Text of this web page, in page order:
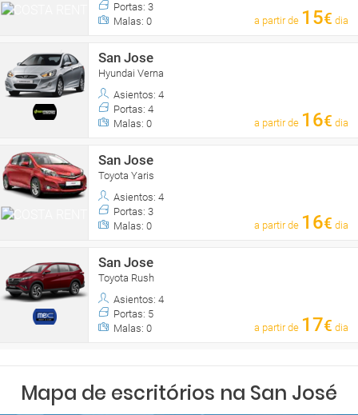
Portas: 3
Malas: 0
a partir de 15€ dia
San Jose
Hyundai Verna
Asientos: 4
Portas: 4
Malas: 0
a partir de 16€ dia
San Jose
Toyota Yaris
Asientos: 4
Portas: 3
Malas: 0
a partir de 16€ dia
San Jose
Toyota Rush
Asientos: 4
Portas: 5
Malas: 0
a partir de 17€ dia
Mapa de escritórios na San José